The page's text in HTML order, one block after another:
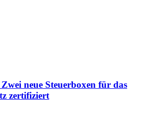
neue Steuerboxen für das
zertifiziert